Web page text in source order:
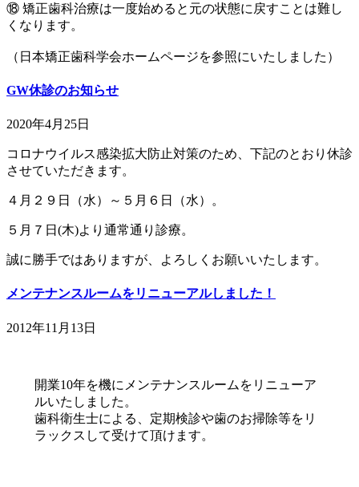
⑱ 矯正歯科治療は一度始めると元の状態に戻すことは難し
くなります。
（日本矯正歯科学会ホームページを参照にいたしました）
GW休診のお知らせ
2020年4月25日
コロナウイルス感染拡大防止対策のため、下記のとおり休診
させていただきます。
４月２９日（水）～５月６日（水）。
５月７日(木)より通常通り診療。
誠に勝手ではありますが、よろしくお願いいたします。
メンテナンスルームをリニューアルしました！
2012年11月13日
開業10年を機にメンテナンスルームをリニューア
ルいたしました。
歯科衛生士による、定期検診や歯のお掃除等をリ
ラックスして受けて頂けます。